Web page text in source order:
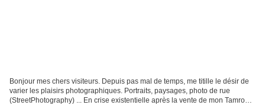
Bonjour mes chers visiteurs. Depuis pas mal de temps, me titille le désir de
varier les plaisirs photographiques. Portraits, paysages, photo de rue
(StreetPhotography) ... En crise existentielle après la vente de mon Tamron